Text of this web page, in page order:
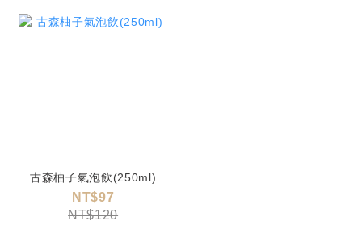
古森柚子氣泡飲(250ml)
NT$97
NT$120